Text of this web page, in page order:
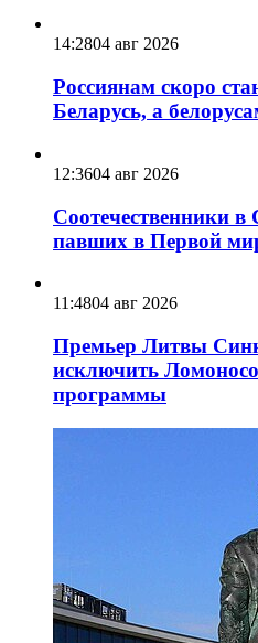
14:2804 авг 2026
Россиянам скоро
Беларусь, а
12:3604 авг 2026
Соотечественники
павших в Первой
11:4804 авг 2026
Премьер Литвы
исключить
программы